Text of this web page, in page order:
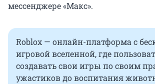
мессенджере «Макс».
Roblox — онлайн-платформа с
игровой вселенной, где
создавать свои игры по своим
ужастиков до воспитания